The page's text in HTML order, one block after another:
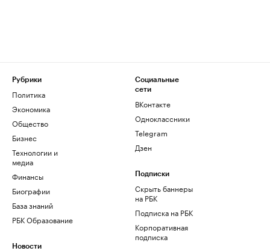
Рубрики
Политика
Экономика
Общество
Бизнес
Технологии и
медиа
Финансы
Биографии
База знаний
РБК Образование
Новости
Социальные
сети
ВКонтакте
Одноклассники
Telegram
Дзен
Подписки
Скрыть баннеры
на РБК
Подписка на РБК
Корпоративная
подписка